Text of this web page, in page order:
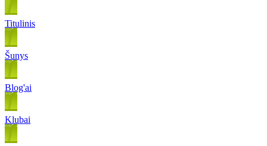
Titulinis
Šunys
Blog'ai
Klubai